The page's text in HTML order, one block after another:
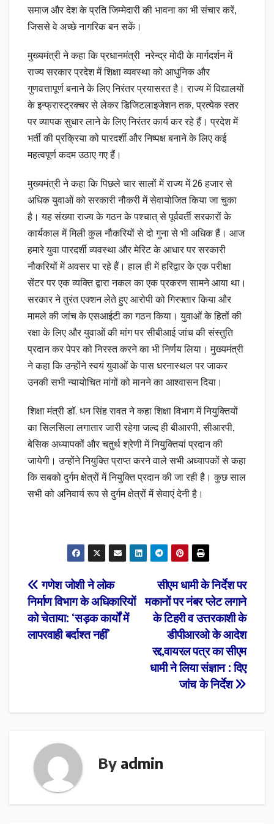
समाज और देश के प्रति जिम्मेदारी की भावना का भी संचार करें,
जिससे वे अच्छे नागरिक बन सकें।
मुख्यमंत्री ने कहा कि प्रधानमंत्री नरेन्द्र मोदी के मार्गदर्शन में
राज्य सरकार प्रदेश में शिक्षा व्यवस्था को आधुनिक और
गुणवत्तापूर्ण बनाने के लिए निरंतर प्रयासरत है। राज्य में विद्यालयों
के इन्फ्रास्ट्रक्चर से लेकर डिजिटलाइजेशन तक, प्रत्येक स्तर
पर व्यापक सुधार लाने के लिए निरंतर कार्य कर रहे हैं। प्रदेश में
भर्ती की प्रक्रिया को पारदर्शी और निष्पक्ष बनाने के लिए कई
महत्वपूर्ण कदम उठाए गए हैं।
मुख्यमंत्री ने कहा कि पिछले चार सालों में राज्य में 26 हजार से
अधिक युवाओं को सरकारी नौकरी में सेवायोजित किया जा चुका
है। यह संख्या राज्य के गठन के पश्चात् से पूर्ववर्ती सरकारों के
कार्यकाल में मिली कुल नौकरियों से दो गुना से भी अधिक हैं। आज
हमारे युवा पारदर्शी व्यवस्था और मेरिट के आधार पर सरकारी
नौकरियों में अवसर पा रहे हैं। हाल ही में हरिद्वार के एक परीक्षा
सेंटर पर एक व्यक्ति द्वारा नकल का एक प्रकरण सामने आया था।
सरकार ने तुरंत एक्शन लेते हुए आरोपी को गिरफ्तार किया और
मामले की जांच के एसआईटी का गठन किया। युवाओं के हितों की
रक्षा के लिए और युवाओं की मांग पर सीबीआई जांच की संस्तुति
प्रदान कर पेपर को निरस्त करने का भी निर्णय लिया। मुख्यमंत्री
ने कहा कि उन्होंने स्वयं युवाओं के पास धरनास्थल पर जाकर
उनकी सभी न्यायोचित मांगों को मानने का आश्वासन दिया।
शिक्षा मंत्री डॉ. धन सिंह रावत ने कहा शिक्षा विभाग में नियुक्तियों
का सिलसिला लगातार जारी रहेगा जल्द ही बीआरपी, सीआरपी,
बेसिक अध्यापकों और चतुर्थ श्रेणी में नियुक्तियां प्रदान की
जायेगी। उन्होंने नियुक्ति प्राप्त करने वाले सभी अध्यापकों से कहा
कि सबको दुर्गम क्षेत्रों में नियुक्ति प्रदान की जा रही है। कुछ साल
सभी को अनिवार्य रूप से दुर्गम क्षेत्रों में सेवाएं देनी है।
Post
navigation
सीएम धामी के निर्देश पर
मकानों पर नंबर प्लेट लगाने
के टिहरी व उत्तरकाशी के
डीपीआरओ के आदेश
रद्द,वायरल पत्र का सीएम
धामी ने लिया संज्ञान : दिए
जांच के निर्देश
गणेश जोशी ने लोक
निर्माण विभाग के अधिकारियों
को चेताया: ‘सड़क कार्यों में
लापरवाही बर्दाश्त नहीं’
By admin